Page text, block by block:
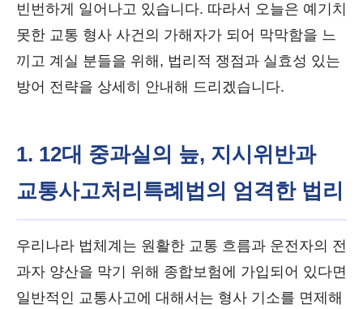
빈번하게 일어나고 있습니다. 따라서 오늘은 예기치
못한 교통 형사 사건의 가해자가 되어 막막함을 느
끼고 계실 분들을 위해, 법리적 쟁점과 실효성 있는
방어 전략을 상세히 안내해 드리겠습니다.
1. 12대 중과실의 늪, 지시위반과
교통사고처리특례법의 엄격한 법리
우리나라 법체계는 원활한 교통 흐름과 운전자의 전
과자 양산을 막기 위해 종합보험에 가입되어 있다면
일반적인 교통사고에 대해서는 형사 기소를 면제해